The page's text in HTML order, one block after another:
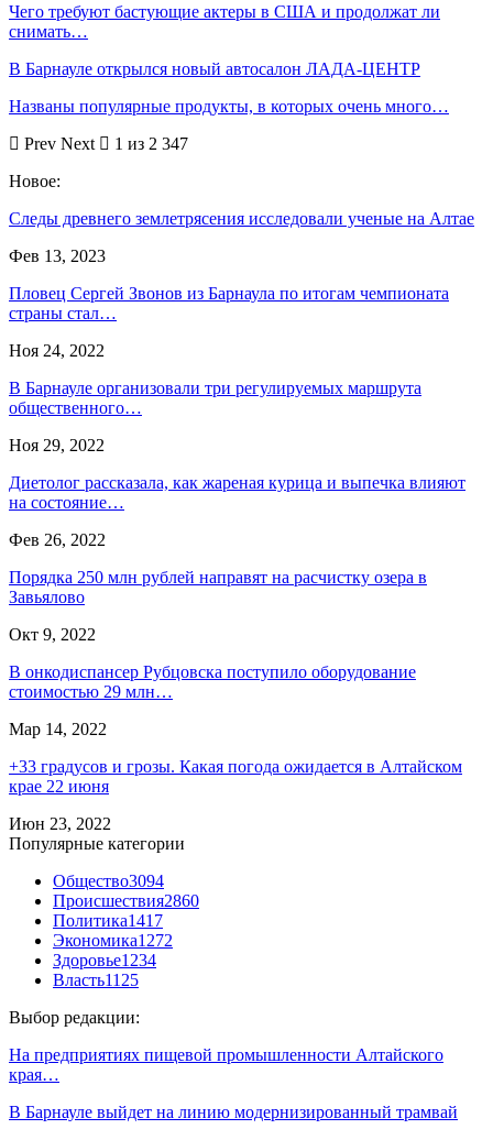
Чего требуют бастующие актеры в США и продолжат ли
снимать…
В Барнауле открылся новый автосалон ЛАДА-ЦЕНТР
Названы популярные продукты, в которых очень много…
Prev Next
1 из 2 347
Новое:
Следы древнего землетрясения исследовали ученые на Алтае
Фев 13, 2023
Пловец Сергей Звонов из Барнаула по итогам чемпионата
страны стал…
Ноя 24, 2022
В Барнауле организовали три регулируемых маршрута
общественного…
Ноя 29, 2022
Диетолог рассказала, как жареная курица и выпечка влияют
на состояние…
Фев 26, 2022
Порядка 250 млн рублей направят на расчистку озера в
Завьялово
Окт 9, 2022
В онкодиспансер Рубцовска поступило оборудование
стоимостью 29 млн…
Мар 14, 2022
+33 градусов и грозы. Какая погода ожидается в Алтайском
крае 22 июня
Июн 23, 2022
Популярные категории
Общество3094
Происшествия2860
Политика1417
Экономика1272
Здоровье1234
Власть1125
Выбор редакции:
На предприятиях пищевой промышленности Алтайского
края…
В Барнауле выйдет на линию модернизированный трамвай